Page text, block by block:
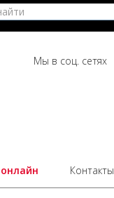
Мы в соц. сетях
Контакты